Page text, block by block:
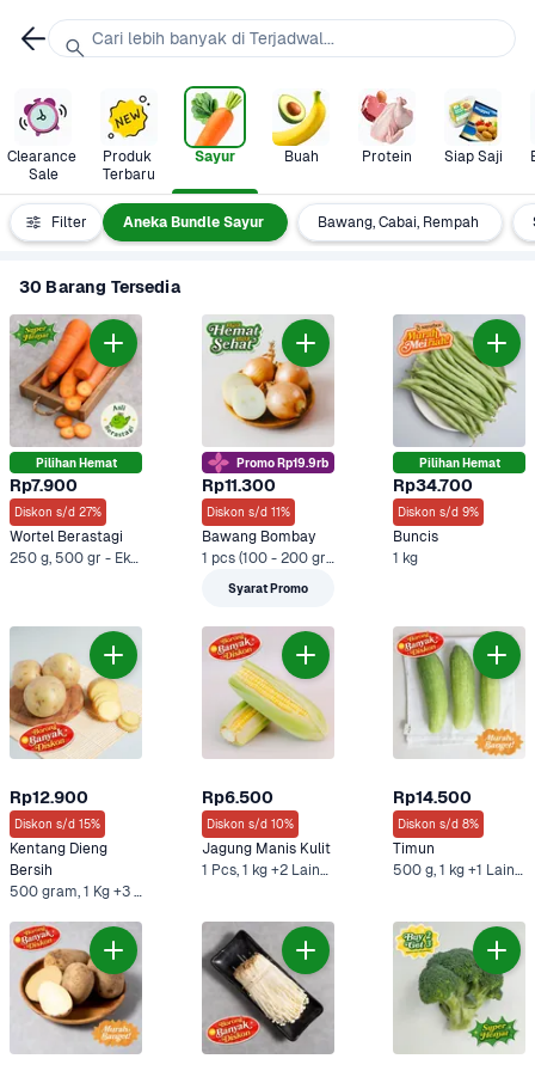
Clearance
Sale
Produk
Terbaru
Sayur Buah Protein Siap Saji
Filter
Sayur Aneka Bundle Sayur Bawang, Cabai, Rempah
30 Barang Tersedia
Pilihan Hemat
Rp7.900
Diskon s/d 27%
Wortel Berastagi
250 g, 500 gr - Ekonomis +2 Lainnya
Promo Rp19.9rb
Rp11.300
Diskon s/d 11%
Bawang Bombay
1 pcs (100 - 200 gram), 500 g +3 Lainnya
Syarat Promo
Pilihan Hemat
Rp34.700
Diskon s/d 9%
Buncis
1 kg
Rp12.900
Diskon s/d 15%
Kentang Dieng
Bersih
500 gram, 1 Kg +3 Lainnya
Rp6.500
Diskon s/d 10%
Jagung Manis Kulit
1 Pcs, 1 kg +2 Lainnya
Rp14.500
Diskon s/d 8%
Timun
500 g, 1 kg +1 Lainnya
Cari lebih banyak di Terjadwal...